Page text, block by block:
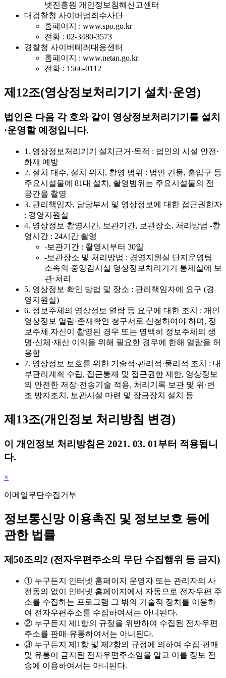
넷진흥원 개인정보침해신고센터
대검찰청 사이버범죄수사단
홈페이지 : www.spo.go.kr
전화 : 02-3480-3573
경찰청 사이버테러대응센터
홈페이지 : www.netan.go.kr
전화 : 1566-0112
제12조(영상정보처리기기 설치·운영)
법인은 다음 각 호와 같이 영상정보처리기기를 설치
·운영할 예정입니다.
1. 영상정보처리기기 설치근거·목적 : 법인의 시설 안전·
화재 예방
2. 설치 대수, 설치 위치, 촬영 범위 : 법인 건물, 출입구 등
주요시설물에 81대 설치, 촬영범위는 주요시설물의 전
공간을 촬영
3. 관리책임자, 담당부서 및 영상정보에 대한 접근권한자
: 경영지원실
4. 영상정보 촬영시간, 보관기간, 보관장소, 처리방법 -촬
영시간 : 24시간 촬영
-보관기간 : 촬영시부터 30일
-보관장소 및 처리방법 : 경영지원실 단지운영팀
소속의 중앙감시실 영상정보처리기기 통제실에 보
관·처리
5. 영상정보 확인 방법 및 장소 : 관리책임자에 요구 (경
영지원실)
6. 정보주체의 영상정보 열람 등 요구에 대한 조치 : 개인
영상정보 열람·존재확인 청구서로 신청하여야 하며, 정
보주체 자신이 촬영된 경우 또는 명백히 정보주체의 생
명·신체·재산 이익을 위해 필요한 경우에 한해 열람을 허
용함
7. 영상정보 보호를 위한 기술적·관리적·물리적 조치 : 내
부관리계획 수립, 접근통제 및 접근권한 제한, 영상정보
의 안전한 저장·전송기술 적용, 처리기록 보관 및 위·변
조 방지조치, 보관시설 마련 및 잠금장치 설치 등
제13조(개인정보 처리방침 변경)
이 개인정보 처리방침은 2021. 03. 01부터 적용됩니
다.
×
이메일무단수집거부
정보통신망 이용촉진 및 정보보호 등에
관한 법률
제50조의2 (전자우편주소의 무단 수집행위 등 금지)
① 누구든지 인터넷 홈페이지 운영자 또는 관리자의 사
전동의 없이 인터넷 홈페이지에서 자동으로 전자우편 주
소를 수집하는 프로그램 그 밖의 기술적 장치를 이용하
여 전자우편주소를 수집하여서는 아니된다.
② 누구든지 제1항의 규정을 위반하여 수집된 전자우편
주소를 판매·유통하여서는 아니된다.
③ 누구든지 제1항 및 제2항의 규정에 의하여 수집·판매
및 유통이 금지된 전자우편주소임을 알고 이를 정보 전
송에 이용하여서는 아니된다.